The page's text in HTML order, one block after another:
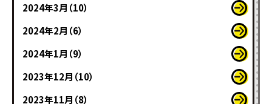
2024年3月（10）
2024年2月（6）
2024年1月（9）
2023年12月（10）
2023年11月（8）